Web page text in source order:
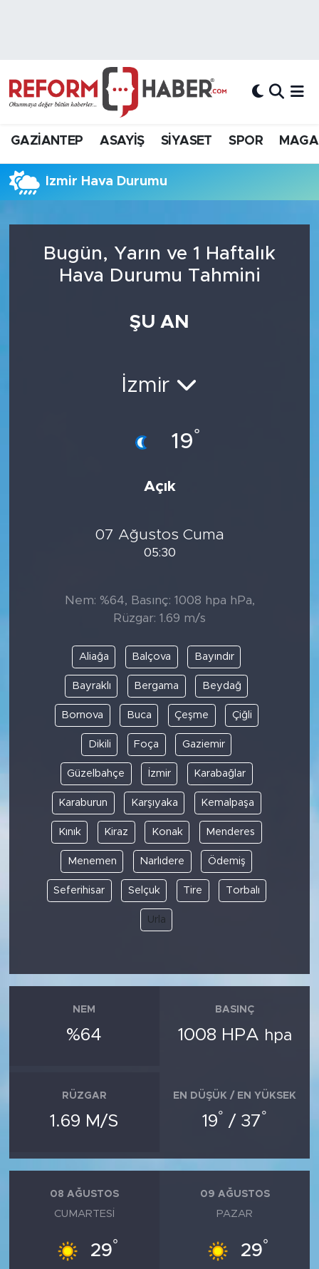
GAZİANTEP ASAYİŞ SİYASET SPOR
İzmir Hava Durumu
Bugün, Yarın ve 1 Haftalık
Hava Durumu Tahmini
ŞU AN
İzmir
19°
Açık
07 Ağustos Cuma
05:30
Nem: %64, Basınç: 1008 hpa hPa,
Rüzgar: 1.69 m/s
Aliağa Balçova Bayındır
Bayraklı Bergama Beydağ
Bornova Buca Çeşme Çiğli
Dikili Foça Gaziemir
Güzelbahçe İzmir Karabağlar
Karaburun Karşıyaka Kemalpaşa
Kınık Kiraz Konak Menderes
Menemen Narlıdere Ödemiş
Seferihisar Selçuk Tire Torbalı
Urla
NEM
%64
BASINÇ
1008 HPA hpa
RÜZGAR
1.69 M/S
EN DÜŞÜK / EN YÜKSEK
19° / 37°
08 AĞUSTOS
CUMARTESI
29°
09 AĞUSTOS
PAZAR
29°
Hava Durumu
Süper Lig Puan Durumu ve Fikstür
Tüm Manşetler
Haber Arşivi